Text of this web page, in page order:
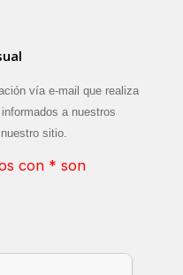
vía e-mail que realiza
a nuestros
sitio.